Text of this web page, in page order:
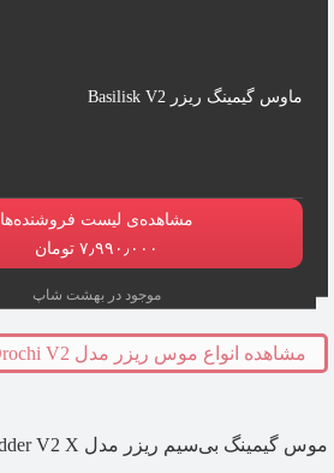
ماوس گیمینگ ریزر Basilisk V2
مشاهده‌ی لیست فروشنده‌ها
۷٫۹۹۰٫۰۰۰ تومان
موجود در بهشت شاپ
مشاهده انواع موس ریزر مدل Orochi V2
موس گیمینگ بی‌سیم ریزر مدل DeathAdder V2 X